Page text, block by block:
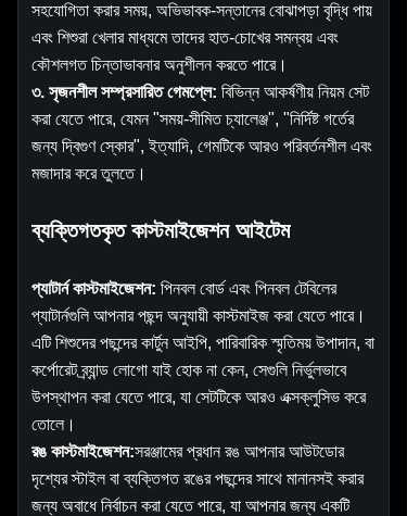
সহযোগিতা করার সময়, অভিভাবক-সন্তানের বোঝাপড়া বৃদ্ধি পায়
এবং শিশুরা খেলার মাধ্যমে তাদের হাত-চোখের সমন্বয় এবং
কৌশলগত চিন্তাভাবনার অনুশীলন করতে পারে।
৩. সৃজনশীল সম্প্রসারিত গেমপ্লে: বিভিন্ন আকর্ষণীয় নিয়ম সেট
করা যেতে পারে, যেমন "সময়-সীমিত চ্যালেঞ্জ", "নির্দিষ্ট গর্তের
জন্য দ্বিগুণ স্কোর", ইত্যাদি, গেমটিকে আরও পরিবর্তনশীল এবং
মজাদার করে তুলতে।
ব্যক্তিগতকৃত কাস্টমাইজেশন আইটেম
প্যাটার্ন কাস্টমাইজেশন: পিনবল বোর্ড এবং পিনবল টেবিলের
প্যাটার্নগুলি আপনার পছন্দ অনুযায়ী কাস্টমাইজ করা যেতে পারে।
এটি শিশুদের পছন্দের কার্টুন আইপি, পারিবারিক স্মৃতিময় উপাদান, বা
কর্পোরেট ব্র্যান্ড লোগো যাই হোক না কেন, সেগুলি নির্ভুলভাবে
উপস্থাপন করা যেতে পারে, যা সেটটিকে আরও এক্সক্লুসিভ করে
তোলে।
রঙ কাস্টমাইজেশন:সরঞ্জামের প্রধান রঙ আপনার আউটডোর
দৃশ্যের স্টাইল বা ব্যক্তিগত রঙের পছন্দের সাথে মানানসই করার
জন্য অবাধে নির্বাচন করা যেতে পারে, যা আপনার জন্য একটি